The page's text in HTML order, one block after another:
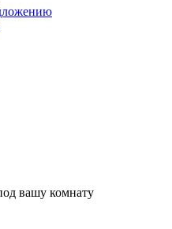
вашу комнату